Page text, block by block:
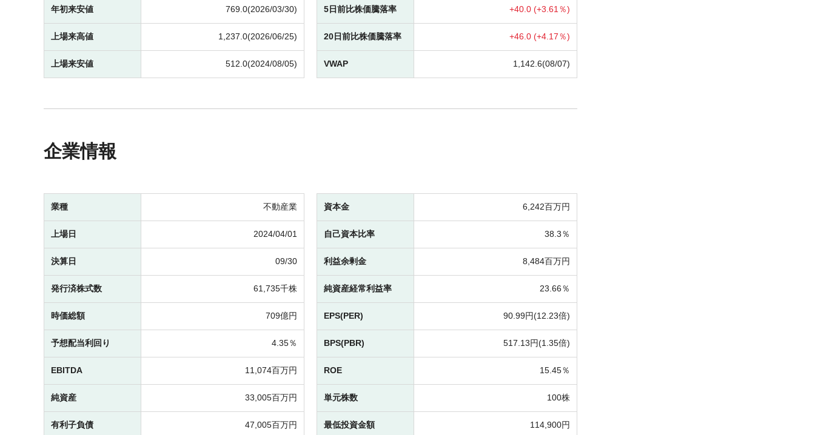
年初来安値 769.0(2026/03/30)
上場来高値 1,237.0(2026/06/25)
上場来安値 512.0(2024/08/05)
5日前比株価騰落率 +40.0 (+3.61％)
20日前比株価騰落率 +46.0 (+4.17％)
VWAP 1,142.6(08/07)
企業情報
業種 不動産業
上場日 2024/04/01
決算日 09/30
発行済株式数 61,735千株
時価総額 709億円
予想配当利回り 4.35％
EBITDA 11,074百万円
純資産 33,005百万円
有利子負債 47,005百万円
資本金 6,242百万円
自己資本比率 38.3％
利益余剰金 8,484百万円
純資産経常利益率 23.66％
EPS(PER) 90.99円(12.23倍)
BPS(PBR) 517.13円(1.35倍)
ROE 15.45％
単元株数 100株
最低投資金額 114,900円